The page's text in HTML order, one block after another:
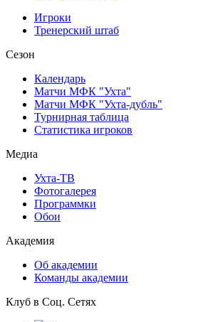
Игроки
Тренерский штаб
Сезон
Календарь
Матчи МФК "Ухта"
Матчи МФК "Ухта-дубль"
Турнирная таблица
Статистика игроков
Медиа
Ухта-ТВ
Фотогалерея
Программки
Обои
Академия
Об академии
Команды академии
Клуб в Соц. Сетях